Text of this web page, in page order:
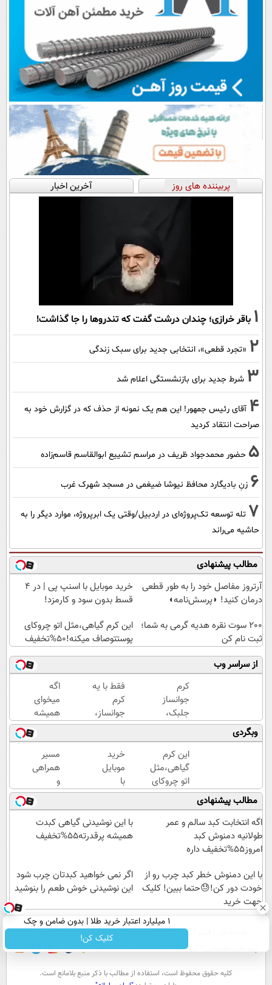
پربیننده های روز آخرین اخبار
1 باقر خرازی؛ چندان درشت گفت که تندروها را جا گذاشت!
2 «تجرد قطعی»، انتخابی جدید برای سبک زندگی
3 شرط جدید برای بازنشستگی اعلام شد
4 آقای رئیس جمهور! این هم یک نمونه از حذف که در گزارش خود به
صراحت انتقاد کردید
5 حضور محمدجواد ظریف در مراسم تشییع ابوالقاسم قاسم‌زاده
6 زنِ بادیگارد محافظ نیوشا ضیغمی در مسجد شهرک غرب
7 تله توسعه تک‌پروژه‌ای در اردبیل/وقتی یک ابرپروژه، موارد دیگر را به
حاشیه می‌راند
مطالب پیشنهادی
آرتروز مفاصل خود را به طور قطعی
درمان کنید! ◗پرسش‌نامه◖
خرید موبایل با اسنپ پی | در ۴
قسط بدون سود و کارمزد!
200 سوت نقره هدیه گرمی به شما؛
ثبت نام کن
این کرم گیاهی،مثل اتو چروکای
پوستتوصاف میکنه!50%تخفیف
از سراسر وب
کرم
جوانساز
جلبک،
هدیه
طبیعت به
شما(خرید
با تخفیف
ویژه)
فقط با یه
کرم
جوانساز،
پیری رو از
خودت دور
کن(تخفیف50%)
اگه
میخوای
همیشه
جوون
باشی کرم
جوانساز
جلبک
مخصوص
توعه
وبگردی
این کرم
گیاهی،مثل
اتو چروکای
پوستتوصاف
میکنه!50%تخفیف
خرید
موبایل
با
اسنپ
پی | در
۴
قسط
کارمزد!
مسیر
همراهی
و
گزارش
عملکرد
گروه
اسنپ
مطالب پیشنهادی
اگه انتخابت کبد سالم و عمر
طولانیه دمنوش کبد
امروز55%تخفیف داره
با این نوشیدنی گیاهی کبدت
همیشه پرقدرته55%تخفیف
با این دمنوش خطر کبد چرب رو از
خودت دور کن!😓حتما ببین! کلیک
جهت خرید
اگر نمی خواهید کبدتان چرب شود
این نوشیدنی خوش طعم را بنوشید
۱ میلیارد اعتبار خرید طلا | بدون ضامن و چک
کلیک کن!
عصر ایران۲ درباره عصرایران تماس با ما
آب و هوا اوقات شرعی سواد زندگی
كليه حقوق محفوظ است، استفاده از مطالب با ذكر منبع بلامانع است.